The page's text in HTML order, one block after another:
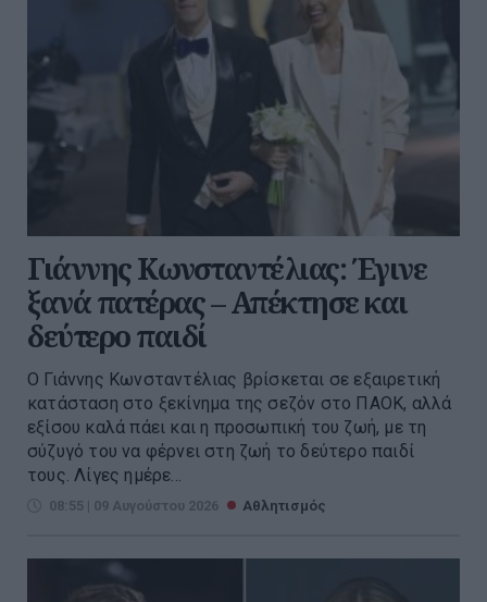
Γιάννης Κωνσταντέλιας: Έγινε
ξανά πατέρας – Απέκτησε και
δεύτερο παιδί
Ο Γιάννης Κωνσταντέλιας βρίσκεται σε εξαιρετική
κατάσταση στο ξεκίνημα της σεζόν στο ΠΑΟΚ, αλλά
εξίσου καλά πάει και η προσωπική του ζωή, με τη
σύζυγό του να φέρνει στη ζωή το δεύτερο παιδί
τους. Λίγες ημέρε...
08:55 | 09 Αυγούστου 2026 Αθλητισμός